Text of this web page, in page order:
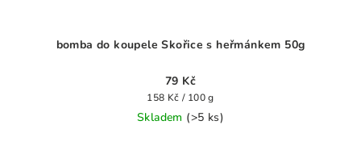
bomba do koupele Skořice s heřmánkem 50g
79 Kč
Měrná
cena:
158 Kč / 100 g
Skladem (>5 ks)